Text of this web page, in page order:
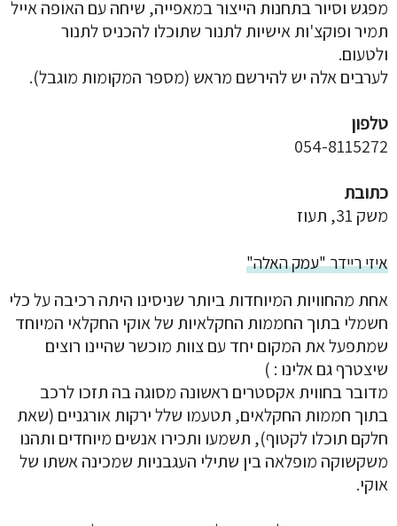
מפגש וסיור בתחנות הייצור במאפייה, שיחה עם האופה אייל
תמיר ופוקצ'ות אישיות לתנור שתוכלו להכניס לתנור
ולטעום.
לערבים אלה יש להירשם מראש (מספר המקומות מוגבל).
טלפון
054-8115272
כתובת
משק 31, תעוז
איזי ריידר "עמק האלה"
אחת מהחוויות המיוחדות ביותר שניסינו היתה רכיבה על כלי
חשמלי בתוך החממות החקלאיות של אוקי החקלאי המיוחד
שמתפעל את המקום יחד עם צוות מוכשר שהיינו רוצים
שיצטרף גם אלינו : )
מדובר בחווית אקסטרים ראשונה מסוגה בה תזכו לרכב
בתוך חממות החקלאים, תטעמו שלל ירקות אורגניים (שאת
חלקם תוכלו לקטוף), תשמעו ותכירו אנשים מיוחדים ותהנו
משקשוקה מופלאה בין שתילי העגבניות שמכינה אשתו של
אוקי.